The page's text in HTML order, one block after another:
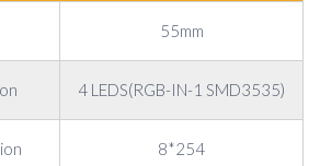
55mm
4 LEDS(RGB-IN-1 SMD3535)
8*254